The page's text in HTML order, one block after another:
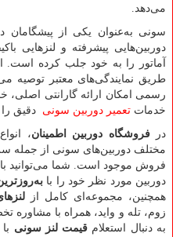
می‌دهد.
سونی به‌عنوان یکی از پیشگامان
دوربین‌هایی پیشرفته و لنزهایی
آماتور را به خود جلب کرده است.
طریق نمایندگی‌های معتبر توصیه
رسمی امکان ارائه گارانتی
خدمات تعمیر دوربین سونی
دقیق را
درفروشگاه دوربین اطمینان،
مختلف دوربین‌های سونی از جمله
فروش موجود است. شما می‌توانید با
دوربین مورد نظر خود را با
همچنین، مجموعه‌ای کامل از
زوم، تله و واید، همراه با
به دنبال استعلام قیمت لنز سونی